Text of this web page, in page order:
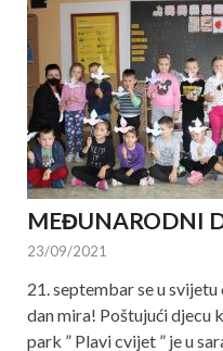
MEĐUNARODNI
23/09/2021
21. septembar se u
dan mira! Poštujući djecu
park ” Plavi cvijet ” je u